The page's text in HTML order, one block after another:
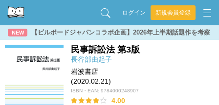
ログイン 新規会員登録
NEW 【ビルボードジャパンコラボ企画】2026年上半期話題作を考察
民事訴訟法 第3版
長谷部由起子
岩波書店
(2020.02.21)
ISBN・EAN: 9784000248907
4.00